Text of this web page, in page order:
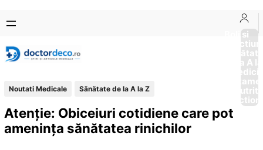
conținut
content
Boli si
Afectiuni
Sănătate
de la A
Noutati Medicale Sănătate de la A la Z
Atenție: Obiceiuri cotidiene care pot
amenința sănătatea rinichilor